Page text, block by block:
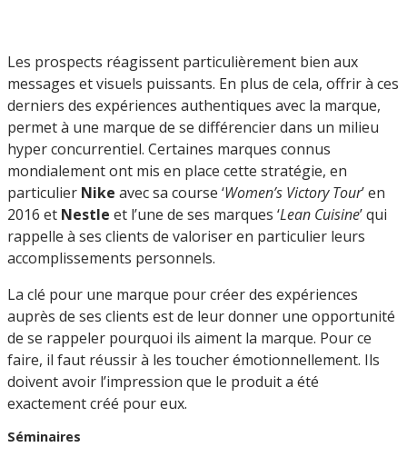
Les prospects réagissent particulièrement bien aux
messages et visuels puissants. En plus de cela, offrir à ces
derniers des expériences authentiques avec la marque,
permet à une marque de se différencier dans un milieu
hyper concurrentiel. Certaines marques connus
mondialement ont mis en place cette stratégie, en
particulier Nike avec sa course ‘Women’s Victory Tour’ en
2016 et Nestle et l’une de ses marques ‘Lean Cuisine’ qui
rappelle à ses clients de valoriser en particulier leurs
accomplissements personnels.
La clé pour une marque pour créer des expériences
auprès de ses clients est de leur donner une opportunité
de se rappeler pourquoi ils aiment la marque. Pour ce
faire, il faut réussir à les toucher émotionnellement. Ils
doivent avoir l’impression que le produit a été
exactement créé pour eux.
Séminaires